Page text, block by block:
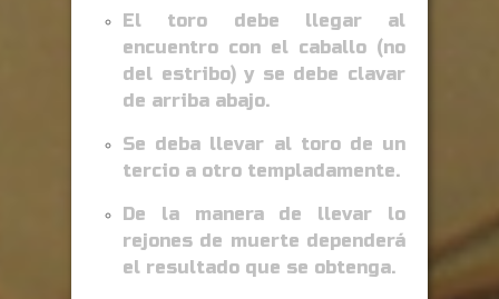
El toro debe llegar al
encuentro con el caballo (no
del estribo) y se debe clavar
de arriba abajo.
Se deba llevar al toro de un
tercio a otro templadamente.
De la manera de llevar lo
rejones de muerte dependerá
el resultado que se obtenga.